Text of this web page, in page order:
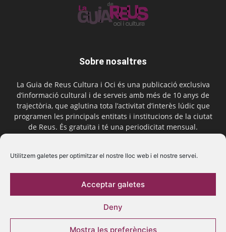
Utilitzem galetes per optimitzar el nostre lloc web i el nostre servei.
Acceptar galetes
Deny
Mostra les preferències
Sobre nosaltres
La Guia de Reus Cultura i Oci és una publicació exclusiva
d’informació cultural i de serveis amb més de 10 anys de
trajectòria, que aglutina tota l’activitat d’interès lúdic que
programen les principals entitats i institucions de la ciutat
de Reus. És gratuïta i té una periodicitat mensual.
Segueix-nos